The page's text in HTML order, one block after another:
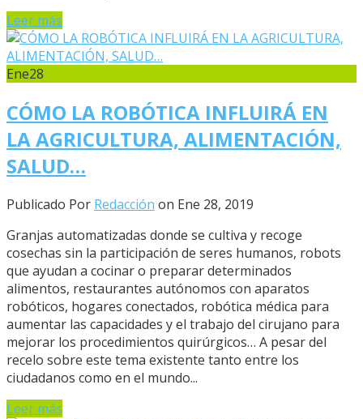
Leer más
Ene28
CÓMO LA ROBÓTICA INFLUIRÁ EN
LA AGRICULTURA, ALIMENTACIÓN,
SALUD…
Publicado Por Redacción on Ene 28, 2019
Granjas automatizadas donde se cultiva y recoge
cosechas sin la participación de seres humanos, robots
que ayudan a cocinar o preparar determinados
alimentos, restaurantes autónomos con aparatos
robóticos, hogares conectados, robótica médica para
aumentar las capacidades y el trabajo del cirujano para
mejorar los procedimientos quirúrgicos… A pesar del
recelo sobre este tema existente tanto entre los
ciudadanos como en el mundo...
Leer más